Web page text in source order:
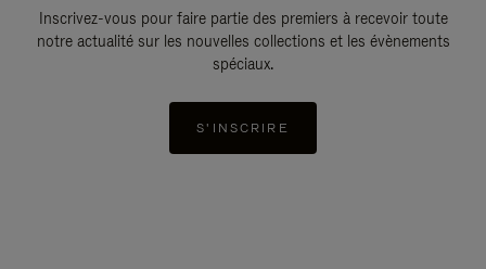
Inscrivez-vous pour faire partie des premiers à recevoir toute
notre actualité sur les nouvelles collections et les évènements
spéciaux.
S'INSCRIRE